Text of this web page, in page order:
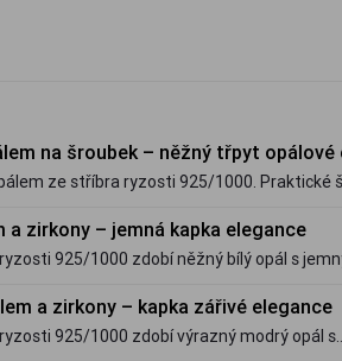
na šroubek – něžný třpyt opálové
ze stříbra ryzosti 925/1000. Praktické
zirkony – jemná kapka elegance
925/1000 zdobí něžný bílý opál s
a zirkony – kapka zářivé elegance
925/1000 zdobí výrazný modrý opál s